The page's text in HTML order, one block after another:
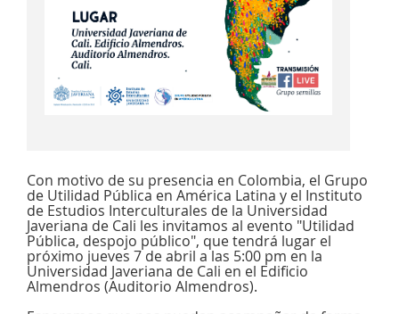
Con motivo de su presencia en Colombia, el Grupo
de Utilidad Pública en América Latina y el Instituto
de Estudios Interculturales de la Universidad
Javeriana de Cali les invitamos al evento "Utilidad
Pública, despojo público", que tendrá lugar el
próximo jueves 7 de abril a las 5:00 pm en la
Universidad Javeriana de Cali en el Edificio
Almendros (Auditorio Almendros).